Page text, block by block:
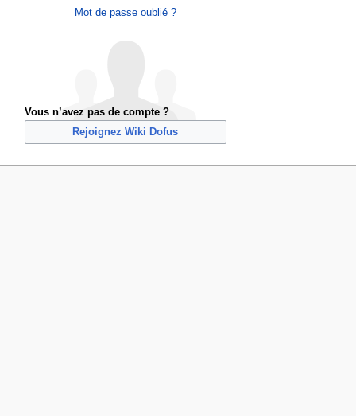
Mot de passe oublié ?
Vous n’avez pas de compte ?
Rejoignez Wiki Dofus